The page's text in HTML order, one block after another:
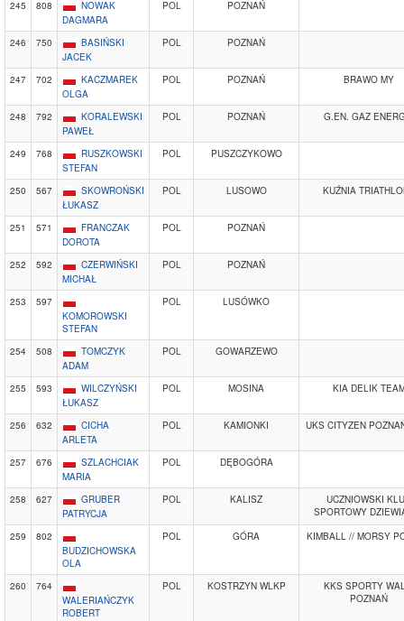
245 808
NOWAK
DAGMARA
POL POZNAŃ
246 750
BASIŃSKI
JACEK
POL POZNAŃ
247 702
KACZMAREK
OLGA
POL POZNAŃ BRAWO MY
248 792
KORALEWSKI
PAWEŁ
POL POZNAŃ G.EN. GAZ
249 768
RUSZKOWSKI
STEFAN
POL PUSZCZYKOWO
250 567
SKOWROŃSKI
ŁUKASZ
POL LUSOWO KUŹNIA
251 571
FRANCZAK
DOROTA
POL POZNAŃ
252 592
CZERWIŃSKI
MICHAŁ
POL POZNAŃ
253
597
KOMOROWSKI
STEFAN
POL LUSÓWKO
254 508
TOMCZYK
ADAM
POL GOWARZEWO
255 593
WILCZYŃSKI
ŁUKASZ
POL MOSINA KIA DELIK
256 632
CICHA
ARLETA
POL KAMIONKI UKS CITYZEN
257 676
SZLACHCIAK
MARIA
POL DĘBOGÓRA
258 627
GRUBER
PATRYCJA
POL KALISZ
UCZNIOWSKI
SPORTOWY
259
802
BUDZICHOWSKA
OLA
POL GÓRA KIMBALL // MORSY
260
764
WALERIAŃCZYK
ROBERT
POL KOSTRZYN WLKP
KKS SPORTY
POZNAŃ